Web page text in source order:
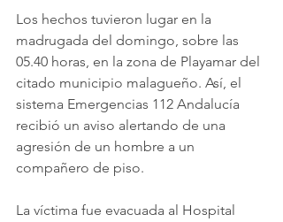
Los hechos tuvieron lugar en la
madrugada del domingo, sobre las
05.40 horas, en la zona de Playamar del
citado municipio malagueño. Así, el
sistema Emergencias 112 Andalucía
recibió un aviso alertando de una
agresión de un hombre a un
compañero de piso.
La víctima fue evacuada al Hospital